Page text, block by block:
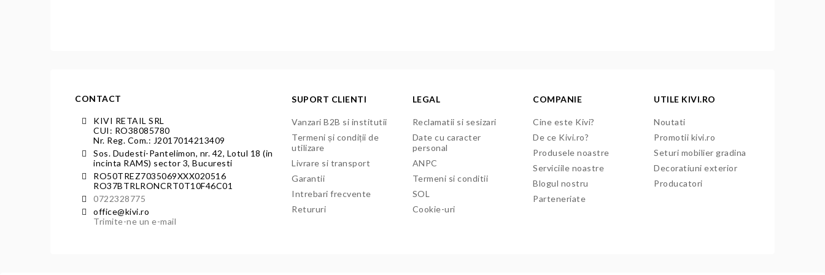
CONTACT
KIVI RETAIL SRL
CUI: RO38085780
Nr. Reg. Com.: J2017014213409
Sos. Dudesti-Pantelimon, nr. 42, Lotul 18 (in
incinta RAMS) sector 3, Bucuresti
RO50TREZ7035069XXX020516
RO37BTRLRONCRT0T10F46C01
0722328775
office@kivi.ro
Trimite-ne un e-mail
SUPORT CLIENTI
Vanzari B2B si institutii
Termeni și condiții de
utilizare
Livrare si transport
Garantii
Intrebari frecvente
Retururi
LEGAL
Reclamatii si sesizari
Date cu caracter
personal
ANPC
Termeni si conditii
SOL
Cookie-uri
COMPANIE
Cine este Kivi?
De ce Kivi.ro?
Produsele noastre
Serviciile noastre
Blogul nostru
Parteneriate
UTILE KIVI.RO
Noutati
Promotii kivi.ro
Seturi mobilier gradina
Decoratiuni exterior
Producatori